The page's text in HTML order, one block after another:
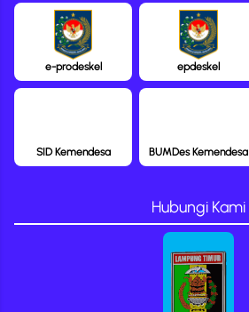
e-prodeskel epdeskel
SID Kemendesa BUMDes Kemendesa
Hubungi Kami